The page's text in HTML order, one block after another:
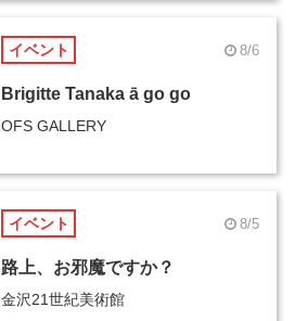
イベント 8/6
Brigitte Tanaka ā go go
OFS GALLERY
イベント 8/5
路上、お邪魔ですか？
金沢21世紀美術館